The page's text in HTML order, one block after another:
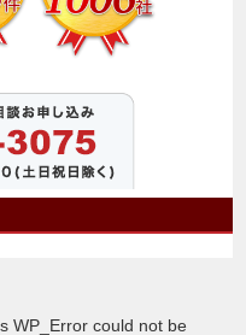
WP_Error could not be